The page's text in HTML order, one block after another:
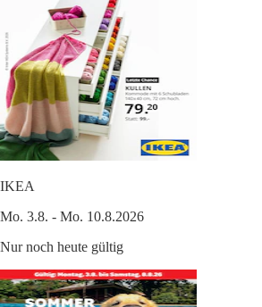
IKEA
Mo. 3.8. - Mo. 10.8.2026
Nur noch heute gültig